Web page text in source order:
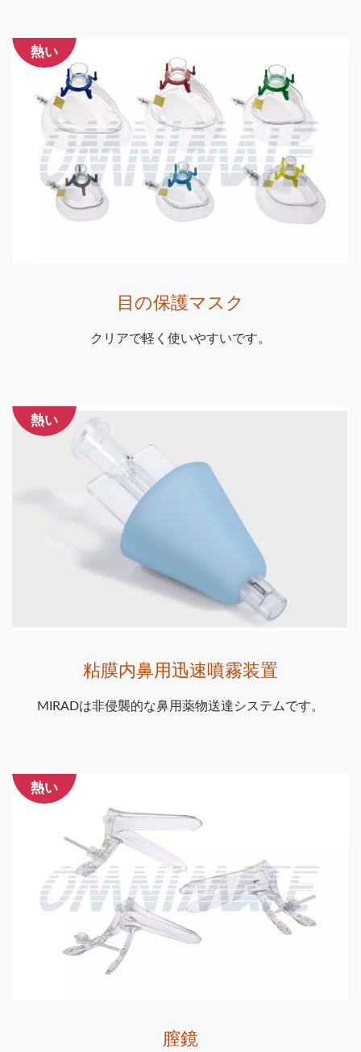
熱い
目の保護マスク
クリアで軽く使いやすいです。
熱い
粘膜内鼻用迅速噴霧装置
MIRADは非侵襲的な鼻用薬物送達システムです。
熱い
膣鏡